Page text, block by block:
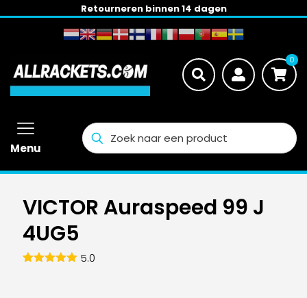
Nederland: gratis verzending vanaf € 100,-
0
Menu
VICTOR Auraspeed 99 J
4UG5
5.0